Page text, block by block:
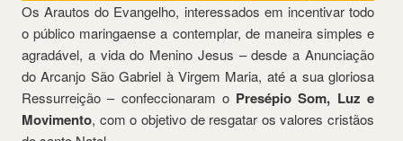
Os Arautos do Evangelho, interessados em incentivar todo
o público maringaense a contemplar, de maneira simples e
agradável, a vida do Menino Jesus – desde a Anunciação
do Arcanjo São Gabriel à Virgem Maria, até a sua gloriosa
Ressurreição – confeccionaram o Presépio Som, Luz e
Movimento, com o objetivo de resgatar os valores cristãos